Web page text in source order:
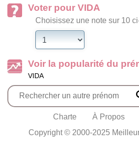
Voter pour VIDA
Choisissez une note sur 10
Voir la popularité du
VIDA
Charte À Propos
Copyright © 2000-2025